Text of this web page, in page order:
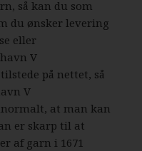
så kan du som
du ønsker levering
eller
V
på nettet, så
V
at man kan
er skarp til at
af garn i 1671